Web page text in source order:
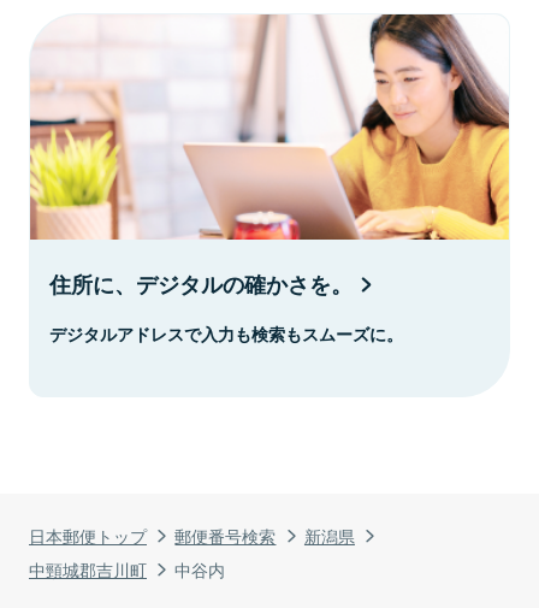
日本郵便トップ 郵便番号検索
新潟県
中頸城郡吉川町
中谷内
住所に、デジタルの確かさを。
デジタルアドレスで入力も検索もスムーズに。